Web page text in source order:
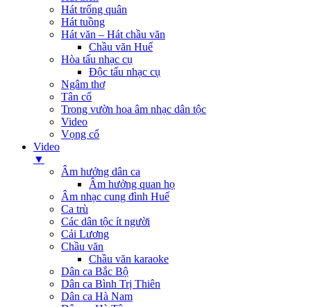
Hát trống quân
Hát tuồng
Hát văn – Hát chầu văn
Chầu văn Huế
Hòa tấu nhạc cụ
Độc tấu nhạc cụ
Ngâm thơ
Tân cổ
Trong vườn hoa âm nhạc dân tộc
Video
Vọng cổ
Video
▼
Âm hưởng dân ca
Âm hưởng quan họ
Âm nhạc cung đình Huế
Ca trù
Các dân tộc ít người
Cải Lương
Chầu văn
Chầu văn karaoke
Dân ca Bắc Bộ
Dân ca Bình Trị Thiên
Dân ca Hà Nam